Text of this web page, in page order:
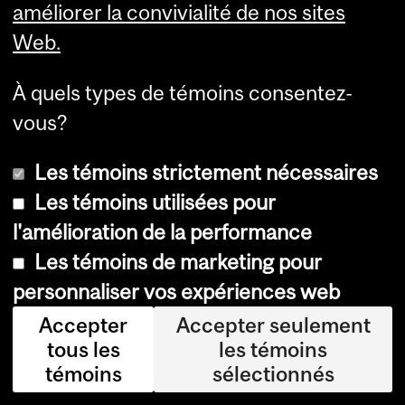
ais
se
l’a
pp
ch
e
ac
ell
ge
améliorer la convivialité de nos sites
Web.
À quels types de témoins consentez-
vous?
Les témoins strictement nécessaires
Les témoins utilisées pour
l'amélioration de la performance
Les témoins de marketing pour
personnaliser vos expériences web
Accepter
tous les
témoins
Accepter seulement
les témoins
sélectionnés